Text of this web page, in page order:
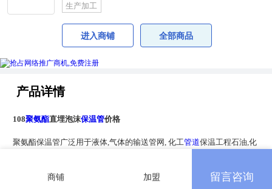
生产加工
进入商铺 全部商品
产品详情
108聚氨酯直埋泡沫保温管价格
聚氨酯保温管广泛用于液体,气体的输送管网, 化工管道保温工程石油,化
是一种保温性能好,加安全可靠,工程造价低的直埋预制保温管。有效的
商铺 加盟 留言咨询